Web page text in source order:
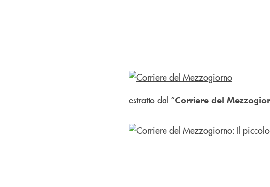
estratto dal “Corriere del